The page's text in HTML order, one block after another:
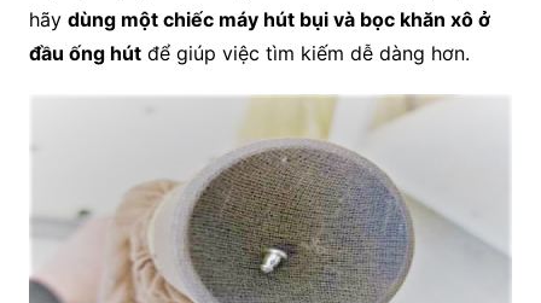
hãy dùng một chiếc máy hút bụi và bọc khăn xô ở
đầu ống hútđể giúp việc tìm kiếm dễ dàng hơn.